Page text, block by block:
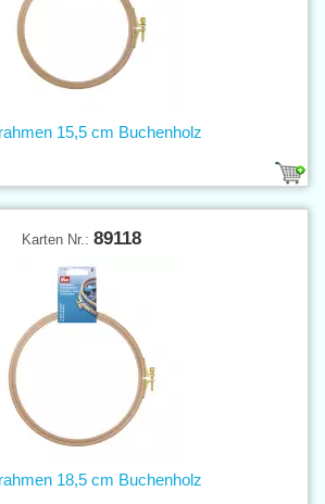
15,5 cm Buchenholz
Karten Nr.: 89118
18,5 cm Buchenholz